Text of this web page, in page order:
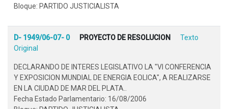
Bloque: PARTIDO JUSTICIALISTA
D- 1949/06-07- 0 PROYECTO DE RESOLUCION
Texto
Original
DECLARANDO DE INTERES LEGISLATIVO LA "VI CONFERENCIA
Y EXPOSICION MUNDIAL DE ENERGIA EOLICA", A REALIZARSE
EN LA CIUDAD DE MAR DEL PLATA..
Fecha Estado Parlamentario: 16/08/2006